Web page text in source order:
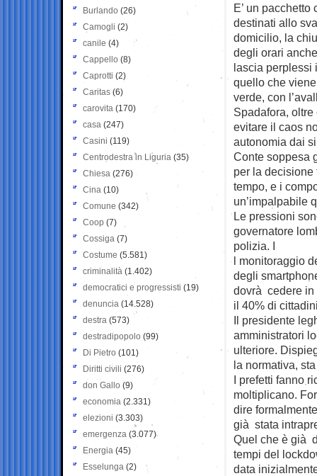
E’ un
destinati allo
domicilio, la
degli orari
lascia perplessi
quello che
verde, con
Spadafora,
evitare il caos
autonomia dai
Conte soppesa
per la decisione
tempo, e i
un’impalpabile
Le pressioni
governatore
polizia. I
l monitoraggio
degli
dovrà cedere in
il 40% di
Il presidente
amministratori
ulteriore.
la normativa,
I prefetti fanno
moltiplicano.
dire
già stata
Quel che è già
tempi del
data
Burlando (26)
Camogli (2)
canile (4)
Cappello (8)
Caprotti (2)
Caritas (6)
carovita (170)
casa (247)
Casini (119)
Centrodestra in Liguria (35)
Chiesa (276)
Cina (10)
Comune (342)
Coop (7)
Cossiga (7)
Costume (5.581)
criminalità (1.402)
democratici e progressisti (19)
denuncia (14.528)
destra (573)
destradipopolo (99)
Di Pietro (101)
Diritti civili (276)
don Gallo (9)
economia (2.331)
elezioni (3.303)
emergenza (3.077)
Energia (45)
Esselunga (2)